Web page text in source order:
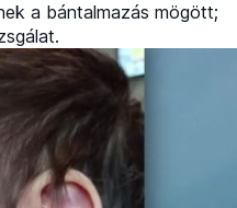
a bántalmazás mögött;